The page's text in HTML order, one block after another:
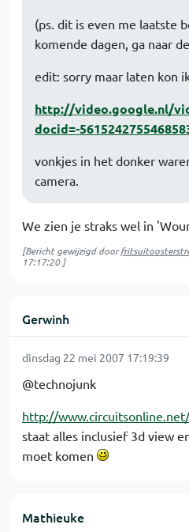
(ps. dit is even me laatste
komende dagen, ga naar
edit: sorry maar laten kon
http://video.google.nl/
docid=-
vonkjes in het donker
camera.
We zien je straks wel in
[Bericht gewijzigd door
17:17:20]
Gerwinh
dinsdag 22 mei 2007 17:19:39
@technojunk
http://
staat alles inclusief 3d view
moet komen
Mathieuke